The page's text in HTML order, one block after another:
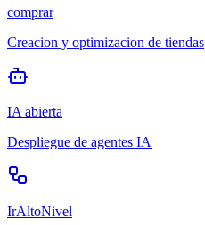
comprar
Creacion y optimizacion de tiendas
IA abierta
Despliegue de agentes IA
IrAltoNivel